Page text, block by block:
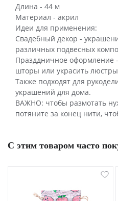
Длина - 44 м
Материал - акрил
Идеи для применения:
Свадебный декор -
различных подвесных
Празддничное оформление
шторы или украсить
Также подходят для
украшений для дома.
ВАЖНО: чтобы размотать
потяните за конец нити,
С этим товаром часто